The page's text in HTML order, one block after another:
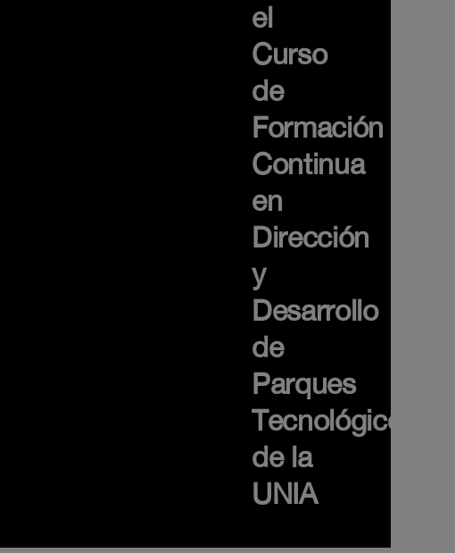
el
Curso
de
Formación
Continua
en
Dirección
y
Desarrollo
de
Parques
Tecnológicos
de la
UNIA